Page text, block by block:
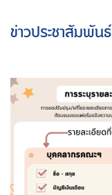
ข่าวประชาสัมพันธ์